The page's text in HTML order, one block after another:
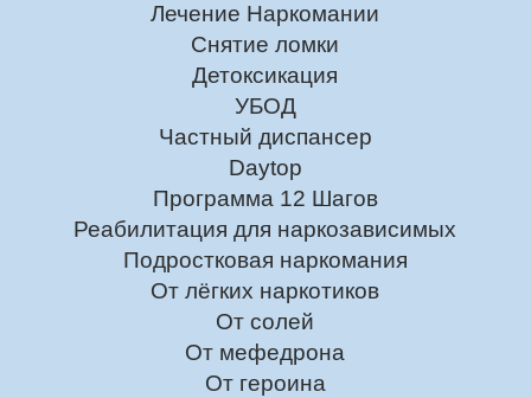
Лечение Наркомании
Снятие ломки
Детоксикация
УБОД
Частный диспансер
Daytop
Программа 12 Шагов
Реабилитация для наркозависимых
Подростковая наркомания
От лёгких наркотиков
От солей
От мефедрона
От героина